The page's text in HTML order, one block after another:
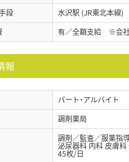
段
水沢駅 (JR東北本線)
有／全額支給 ※会
報
パート・アルバイト
調剤薬局
調剤／監査／服薬指
泌尿器科 内科 皮膚科
45枚/日